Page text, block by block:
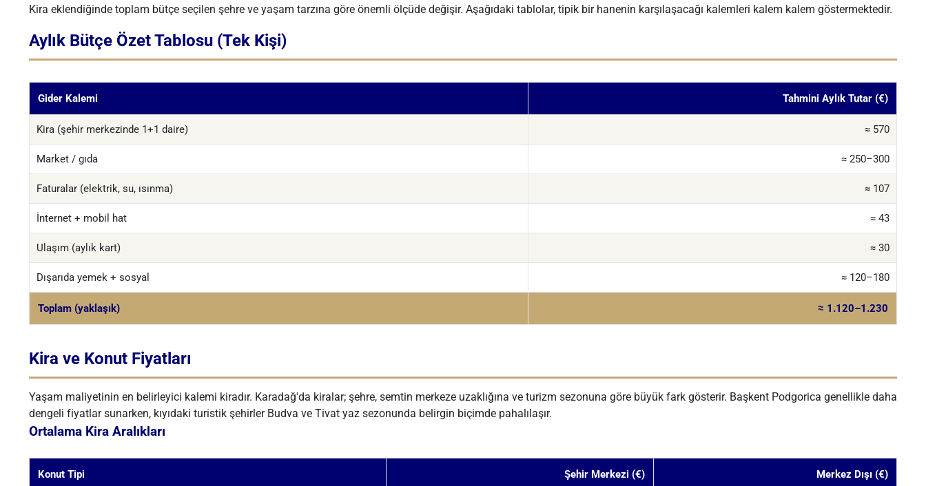
Kira eklendiğinde toplam bütçe seçilen şehre ve yaşam tarzına göre önemli ölçüde değişir. Aşağıdaki tablolar, tipik bir hanenin karşılaşacağı kalemleri kalem kalem göstermektedir.
Aylık Bütçe Özet Tablosu (Tek Kişi)
Gider Kalemi Tahmini Aylık Tutar (€)
Kira (şehir merkezinde 1+1 daire) ≈ 570
Market / gıda ≈ 250–300
Faturalar (elektrik, su, ısınma) ≈ 107
İnternet + mobil hat ≈ 43
Ulaşım (aylık kart) ≈ 30
Dışarıda yemek + sosyal ≈ 120–180
Toplam (yaklaşık) ≈ 1.120–1.230
Kira ve Konut Fiyatları
Yaşam maliyetinin en belirleyici kalemi kiradır. Karadağ'da kiralar; şehre, semtin merkeze uzaklığına ve turizm sezonuna göre büyük fark gösterir. Başkent Podgorica genellikle daha
dengeli fiyatlar sunarken, kıyıdaki turistik şehirler Budva ve Tivat yaz sezonunda belirgin biçimde pahalılaşır.
Ortalama Kira Aralıkları
Konut Tipi Şehir Merkezi (€) Merkez Dışı (€)